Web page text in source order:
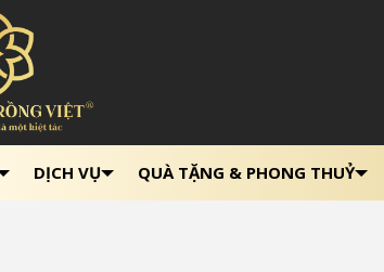
DỊCH VỤ QUÀ TẶNG & PHONG THUỶ